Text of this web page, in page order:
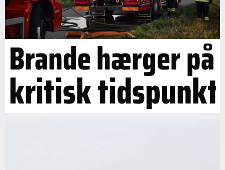
Brande hærger på
kritisk tidspunkt